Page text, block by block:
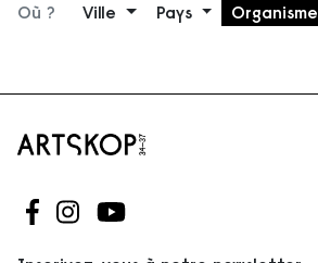
Où ? Ville Pays Organisme
Suivez-nous sur Facebook
Suivez-nous sur Instagram
Suivez-nous sur Youtube